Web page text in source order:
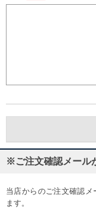
※ご注文確認メール
当店からのご注文確認
ます。